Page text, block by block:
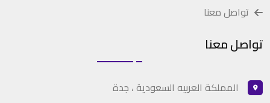
تواصل معنا
تواصل معنا
المملكة العربيه السعودية ، جدة